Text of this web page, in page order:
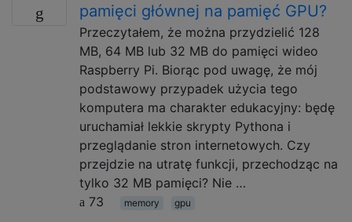
pamięci głównej na pamięć GPU?
Przeczytałem, że można przydzielić 128
MB, 64 MB lub 32 MB do pamięci wideo
Raspberry Pi. Biorąc pod uwagę, że mój
podstawowy przypadek użycia tego
komputera ma charakter edukacyjny: będę
uruchamiał lekkie skrypty Pythona i
przeglądanie stron internetowych. Czy
przejdzie na utratę funkcji, przechodząc na
tylko 32 MB pamięci? Nie …
73
memory gpu